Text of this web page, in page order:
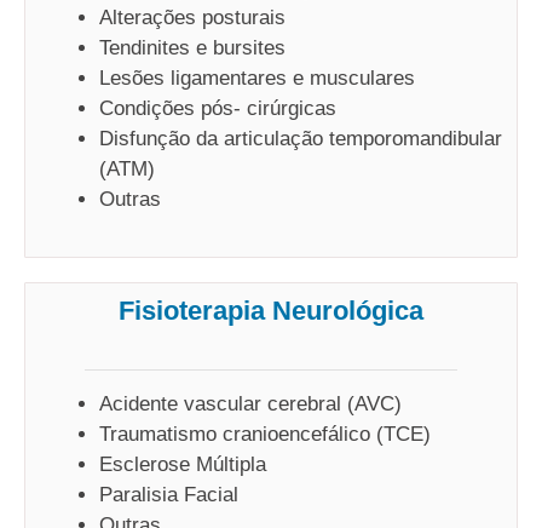
Alterações posturais
Tendinites e bursites
Lesões ligamentares e musculares
Condições pós- cirúrgicas
Disfunção da articulação temporomandibular
(ATM)
Outras
Fisioterapia Neurológica
Acidente vascular cerebral (AVC)
Traumatismo cranioencefálico (TCE)
Esclerose Múltipla
Paralisia Facial